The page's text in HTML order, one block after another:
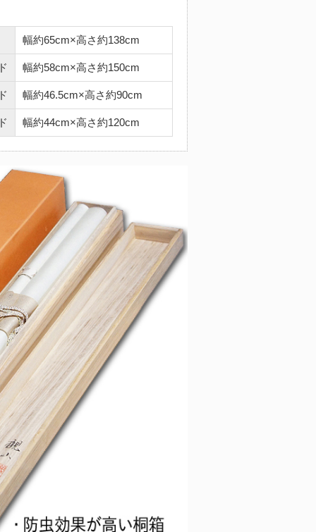
幅約65cm×高さ約138cm
幅約58cm×高さ約150cm
幅約46.5cm×高さ約90cm
幅約44cm×高さ約120cm